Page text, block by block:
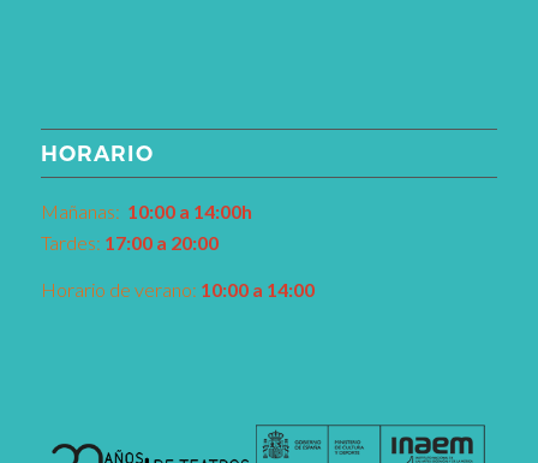
HORARIO
Mañanas: 10:00 a 14:00h
Tardes: 17:00 a 20:00
Horario de verano: 10:00 a 14:00